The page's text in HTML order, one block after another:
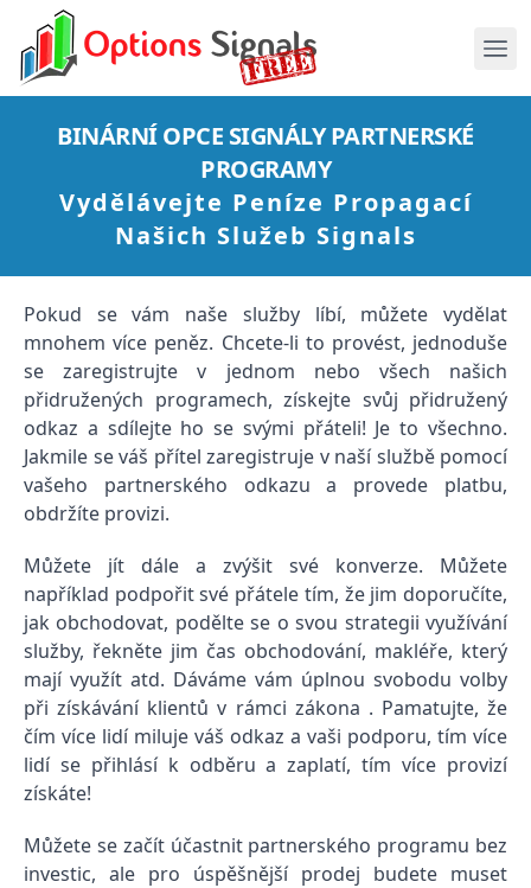
BINÁRNÍ OPCE SIGNÁLY PARTNERSKÉ
PROGRAMY
Vydělávejte Peníze Propagací
Našich Služeb Signals
Pokud se vám naše služby líbí, můžete vydělat
mnohem více peněz. Chcete-li to provést, jednoduše
se zaregistrujte v jednom nebo všech našich
přidružených programech, získejte svůj přidružený
odkaz a sdílejte ho se svými přáteli! Je to všechno.
Jakmile se váš přítel zaregistruje v naší službě pomocí
vašeho partnerského odkazu a provede platbu,
obdržíte provizi.
Můžete jít dále a zvýšit své konverze. Můžete
například podpořit své přátele tím, že jim doporučíte,
jak obchodovat, podělte se o svou strategii využívání
služby, řekněte jim čas obchodování, makléře, který
mají využít atd. Dáváme vám úplnou svobodu volby
při získávání klientů v rámci zákona . Pamatujte, že
čím více lidí miluje váš odkaz a vaši podporu, tím více
lidí se přihlásí k odběru a zaplatí, tím více provizí
získáte!
Můžete se začít účastnit partnerského programu bez
investic, ale pro úspěšnější prodej budete muset